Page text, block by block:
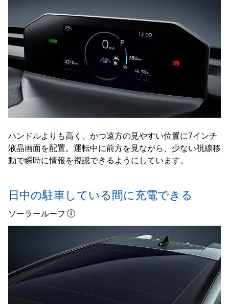
ハンドルよりも高く、かつ遠方の見やすい位置に7インチ
液晶画面を配置。運転中に前方を見ながら、少ない視線移
動で瞬時に情報を視認できるようにしています。
日中の駐車している間に充電できる
ソーラールーフ